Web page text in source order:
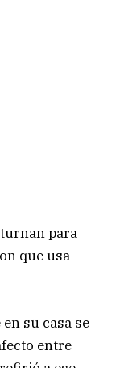
para
que usa
su casa se
entre